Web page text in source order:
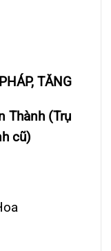
TĂNG
Thành (Trụ
cũ)